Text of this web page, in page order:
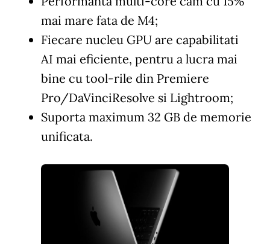
mai mare fata de M4;
Fiecare nucleu GPU are capabilitati
AI mai eficiente, pentru a lucra mai
bine cu tool-rile din Premiere
Pro/DaVinciResolve si Lightroom;
Suporta maximum 32 GB de memorie
unificata.